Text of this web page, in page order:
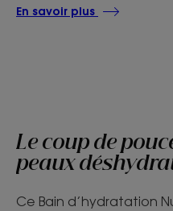
En savoir plus
Le coup de
peaux
Ce Bain d’hydratation